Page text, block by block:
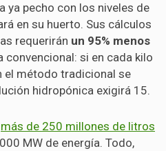
ya pecho con los niveles de
en su huerto. Sus cálculos
requerirán un 95% menos
convencional: si en cada kilo
el método tradicional se
hidropónica exigirá 15.
más de 250 millones de litros
MW de energía. Todo,